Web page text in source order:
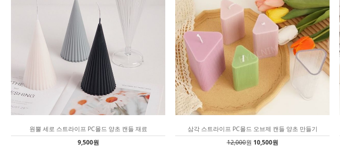
원뿔 세로 스트라이프 PC몰드 양초 캔들 재료
9,500원
삼각 스트라이프 PC몰드 오브제 캔들 양초 만들기
12,000원 10,500원